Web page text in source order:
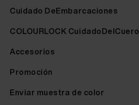
Cuidado DeEmbarcaciones
COLOURLOCK CuidadoDelCuero
Accesorios
Promoción
Enviar muestra de color